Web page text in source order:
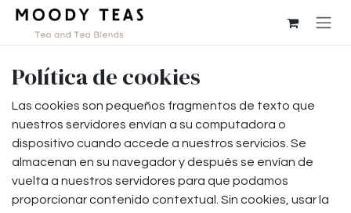
Ir al contenido
Política de cookies
Las cookies son pequeños fragmentos de texto que
nuestros servidores envían a su computadora o
dispositivo cuando accede a nuestros servicios. Se
almacenan en su navegador y después se envían de
vuelta a nuestros servidores para que podamos
proporcionar contenido contextual. Sin cookies, usar la